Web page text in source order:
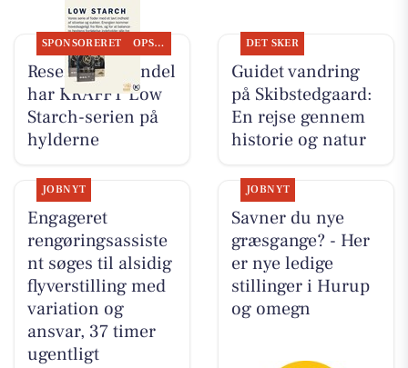
SPONSORERET OPSLAGSTAVLEN
Resen Landhandel
har KRAFFT Low
Starch-serien på
hylderne
DET SKER
Guidet vandring
på Skibstedgaard:
En rejse gennem
historie og natur
JOBNYT
Engageret
rengøringsassiste
nt søges til alsidig
flyverstilling med
variation og
ansvar, 37 timer
ugentligt
JOBNYT
Savner du nye
græsgange? - Her
er nye ledige
stillinger i Hurup
og omegn